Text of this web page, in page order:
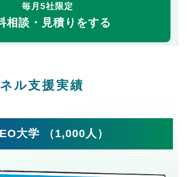
毎月5社限定
相談・見積りをする
ル支援実績
大学 （1,000人）